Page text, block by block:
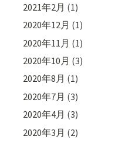
2021年2月 (1)
2020年12月 (1)
2020年11月 (1)
2020年10月 (3)
2020年8月 (1)
2020年7月 (3)
2020年4月 (3)
2020年3月 (2)